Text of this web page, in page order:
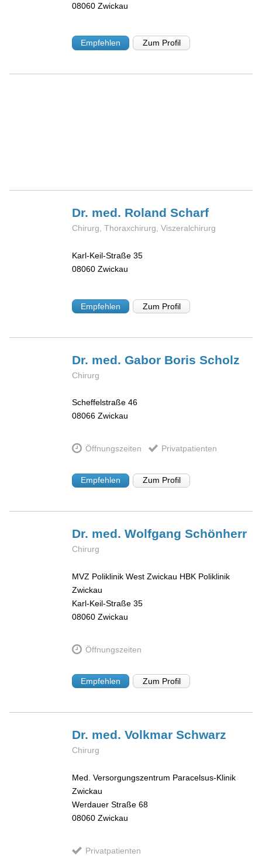
08060 Zwickau
Empfehlen Zum Profil
Dr. med. RolandScharf
Chirurg, Thoraxchirurg, Viszeralchirurg
Karl-Keil-Straße 35
08060 Zwickau
Empfehlen Zum Profil
Dr. med. Gabor BorisScholz
Chirurg
Scheffelstraße 46
08066 Zwickau
Öffnungszeiten Privatpatienten
Empfehlen Zum Profil
Dr. med. WolfgangSchönherr
Chirurg
MVZ Poliklinik West Zwickau HBK Poliklinik
Zwickau
Karl-Keil-Straße 35
08060 Zwickau
Öffnungszeiten
Empfehlen Zum Profil
Dr. med. VolkmarSchwarz
Chirurg
Med. Versorgungszentrum Paracelsus-Klinik
Zwickau
Werdauer Straße 68
08060 Zwickau
Privatpatienten